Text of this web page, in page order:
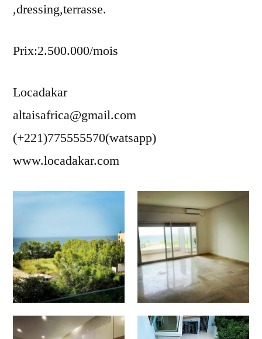
,dressing,terrasse.
Prix:2.500.000/mois
Locadakar
altaisafrica@gmail.com
(+221)775555570(watsapp)
www.locadakar.com